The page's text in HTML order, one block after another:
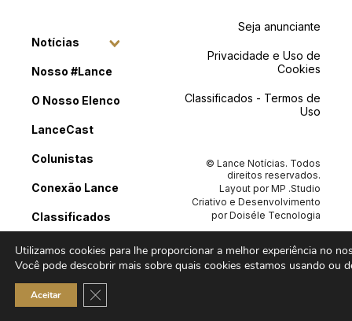
Notícias
Nosso #Lance
O Nosso Elenco
LanceCast
Colunistas
Conexão Lance
Classificados
Contato
Seja anunciante
Privacidade e Uso de
Cookies
Classificados - Termos de
Uso
© Lance Notícias. Todos
direitos reservados.
Layout porMP .Studio
Criativo e Desenvolvimento
porDoiséle Tecnologia
Utilizamos cookies para lhe proporcionar a melhor experiência no
Você pode descobrir mais sobre quais cookies estamos usando ou
Aceitar Close GDPR Cookie Banner